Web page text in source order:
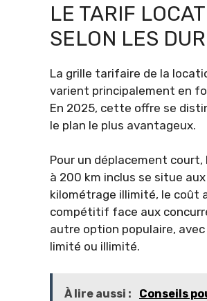
LE TARIF
SELON LES
La grille tarifaire de la
varient principalement en
En 2025, cette offre se
le plan le plus avantageux.
Pour un déplacement
à 200 km inclus se situe
kilométrage illimité, le coût
compétitif face aux
autre option populaire,
limité ou illimité.
À lire aussi : Conseils